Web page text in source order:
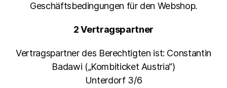
Geschäftsbedingungen für den Webshop.
2 Vertragspartner
Vertragspartner des Berechtigten ist: Constantin
Badawi („Kombiticket Austria“)
Unterdorf 3/6